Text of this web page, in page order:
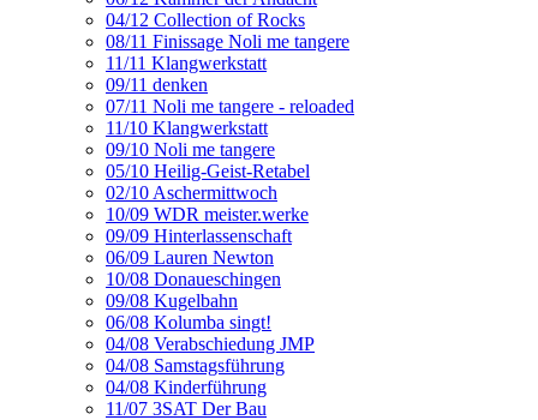
04/12 Collection of Rocks
08/11 Finissage Noli me tangere
11/11 Klangwerkstatt
09/11 denken
07/11 Noli me tangere - reloaded
11/10 Klangwerkstatt
09/10 Noli me tangere
05/10 Heilig-Geist-Retabel
02/10 Aschermittwoch
10/09 WDR meister.werke
09/09 Hinterlassenschaft
06/09 Lauren Newton
10/08 Donaueschingen
09/08 Kugelbahn
06/08 Kolumba singt!
04/08 Verabschiedung JMP
04/08 Samstagsführung
04/08 Kinderführung
11/07 3SAT Der Bau